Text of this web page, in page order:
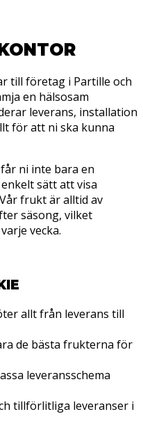
till företag i Partille och
en hälsosam
leverans, installation
för att ni ska kunna
ni inte bara en
sätt att visa
frukt är alltid av
säsong, vilket
vecka.
allt från leverans till
de bästa frukterna för
leveransschema
tillförlitliga leveranser i